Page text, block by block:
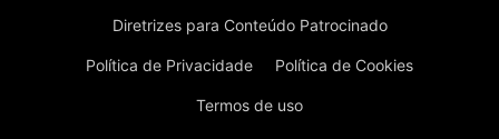
Diretrizes para Conteúdo Patrocinado
Política de Privacidade Política de Cookies
Termos de uso